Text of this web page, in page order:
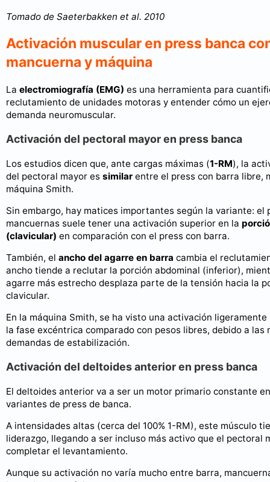
Tomado de Saeterbakken et al. 2010
Activación muscular en press banca
mancuerna y máquina
La electromiografía (EMG) es una herramienta para
reclutamiento de unidades motoras y entender cómo un
demanda neuromuscular.
Activación del pectoral mayor en press banca
Los estudios dicen que, ante cargas máximas (1-RM), la
del pectoral mayor es similar entre el press con barra libre,
máquina Smith.
Sin embargo, hay matices importantes según la variante: el
mancuernas suele tener una activación superior en la
(clavicular) en comparación con el press con barra.
También, el ancho del agarre en barra cambia el
ancho tiende a reclutar la porción abdominal (inferior),
agarre más estrecho desplaza parte de la tensión hacia la
clavicular.
En la máquina Smith, se ha visto una activación
la fase excéntrica comparado con pesos libres, debido a las
demandas de estabilización.
Activación del deltoides anterior en press banca
El deltoides anterior va a ser un motor primario constante
variantes de press de banca.
A intensidades altas (cerca del 100% 1-RM), este músculo
liderazgo, llegando a ser incluso más activo que el pectoral
completar el levantamiento.
Aunque su activación no varía mucho entre barra,